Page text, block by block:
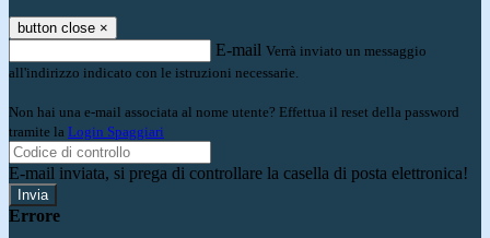
button close ×
E-mail Verrà inviato un messaggio
all'indirizzo indicato con le istruzioni necessarie.
Non hai una e-mail associata al nome utente? Effettua il reset della password
tramite la Login Spaggiari
E-mail inviata, si prega di controllare la casella di posta elettronica!
Errore